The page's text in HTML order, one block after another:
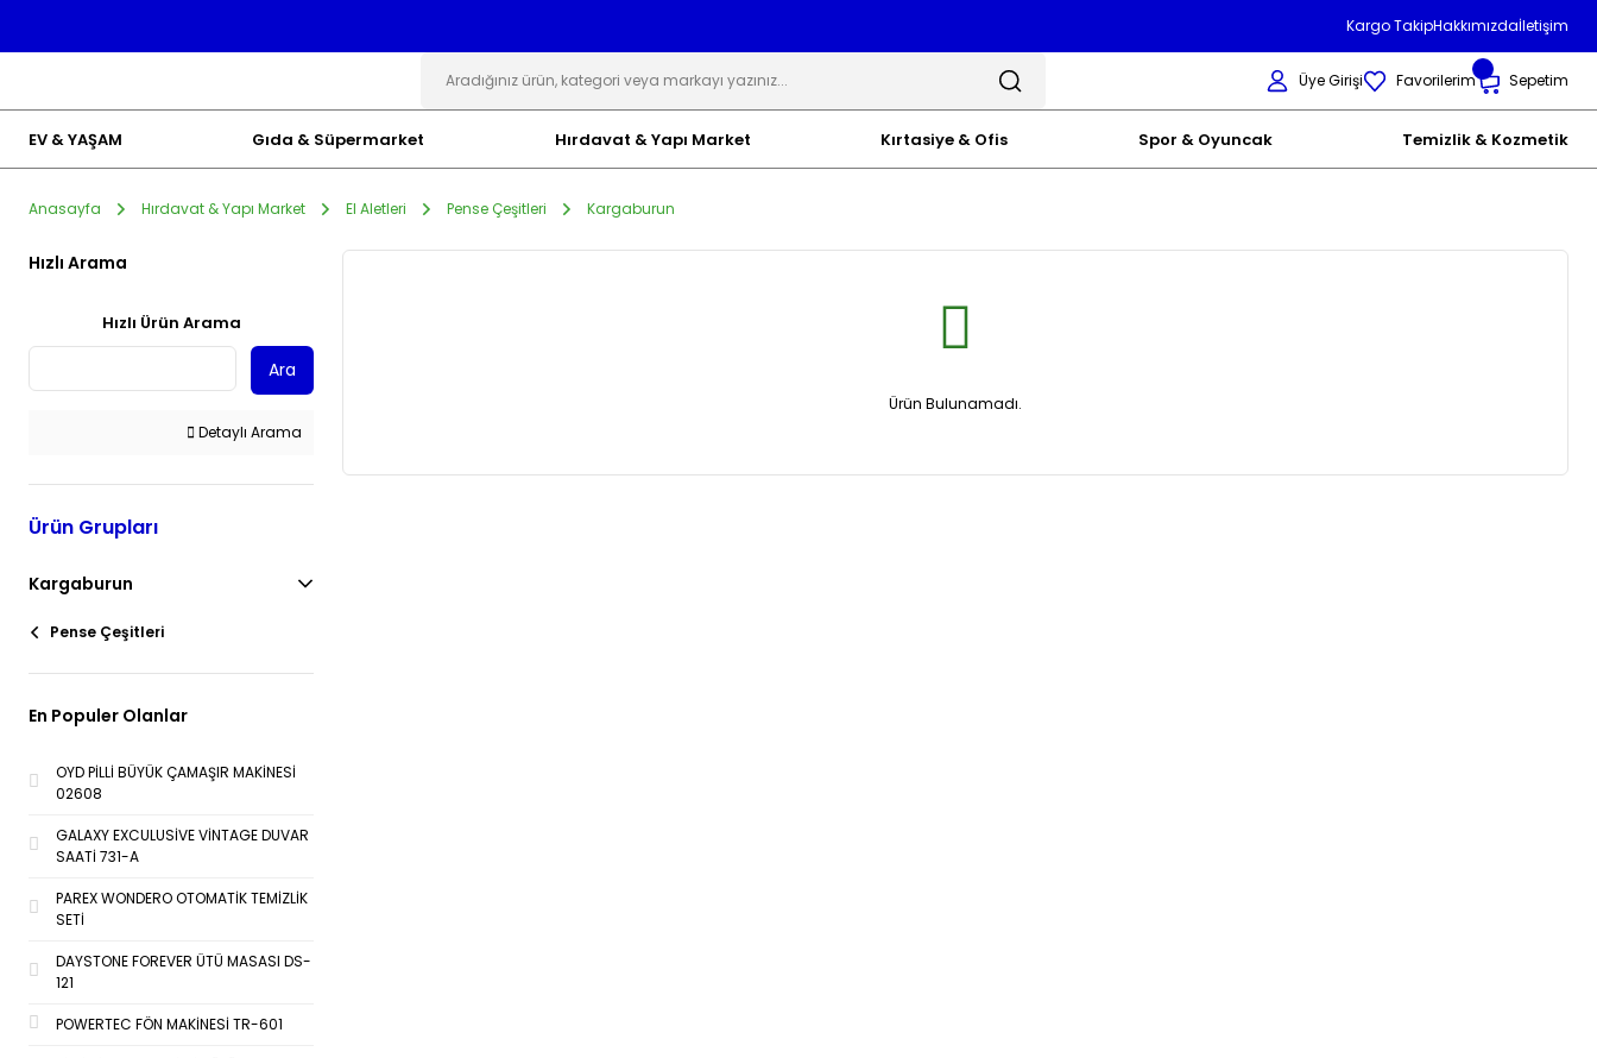
Kargo TakipHakkımızdaİletişim
Üye Girişi Favorilerim Sepetim
EV & YAŞAM Gıda & Süpermarket Hırdavat & Yapı Market Kırtasiye & Ofis Spor & Oyuncak Temizlik & Kozmetik
Anasayfa Hırdavat & Yapı Market El Aletleri Pense Çeşitleri Kargaburun
Hızlı Arama
Hızlı Ürün Arama
Ara
Detaylı Arama
Ürün Grupları
Kargaburun
Pense Çeşitleri
En Populer Olanlar
OYD PİLLİ BÜYÜK ÇAMAŞIR MAKİNESİ
02608
GALAXY EXCULUSİVE VİNTAGE DUVAR
SAATİ 731-A
PAREX WONDERO OTOMATİK TEMİZLİK
SETİ
DAYSTONE FOREVER ÜTÜ MASASI DS-
121
POWERTEC FÖN MAKİNESİ TR-601
Ürün Bulunamadı.